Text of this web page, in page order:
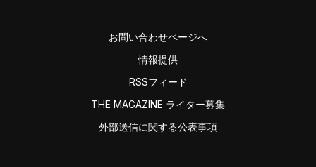
お問い合わせページへ
情報提供
RSSフィード
THE MAGAZINE ライター募集
外部送信に関する公表事項